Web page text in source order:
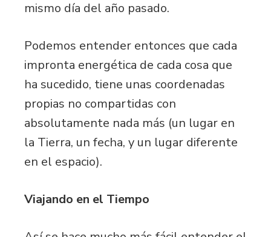
mismo día del año pasado.
Podemos entender entonces que cada
impronta energética de cada cosa que
ha sucedido, tiene unas coordenadas
propias no compartidas con
absolutamente nada más (un lugar en
la Tierra, un fecha, y un lugar diferente
en el espacio).
Viajando en el Tiempo